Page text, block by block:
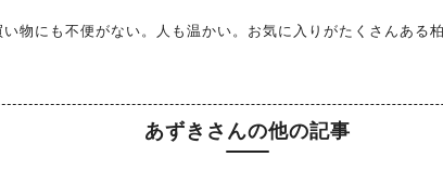
物にも不便がない。人も温かい。お気に入りがたくさんある
あずきさんの他の記事